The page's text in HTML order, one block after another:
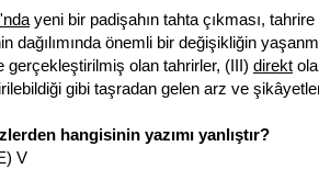
yeni bir padişahın tahta çıkması, tahrire
dağılımında önemli bir değişikliğin
gerçekleştirilmiş olan tahrirler, (III) direkt
gibi taşradan gelen arz ve
hangisinin yazımı yanlıştır?
V